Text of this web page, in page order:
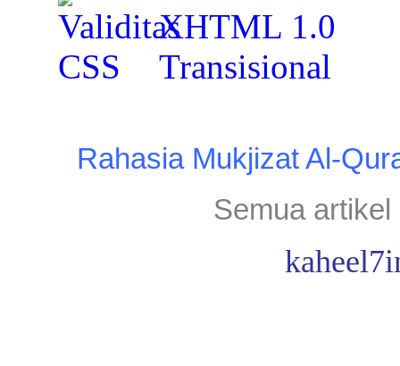
Rahasia Mukjizat Al-
Semua